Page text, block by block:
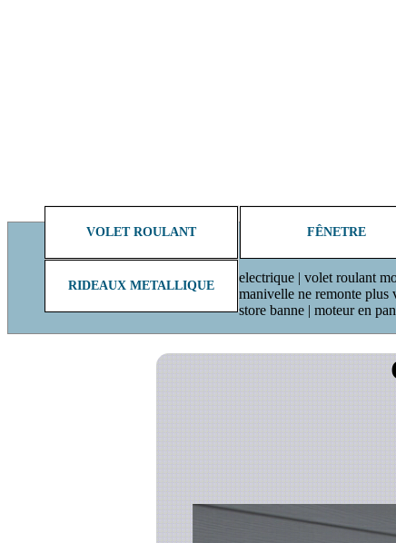
VOLET ROULANT FÊNETRE
RIDEAUX METALLIQUE
electrique | volet roulant
manivelle ne remonte plus
store banne | moteur en